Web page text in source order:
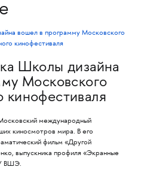
Школы дизайна
Московского
кинофестиваля
международный
киносмотров мира. В его
фильм «Другой
выпускника профиля «Экранные
ВШЭ.